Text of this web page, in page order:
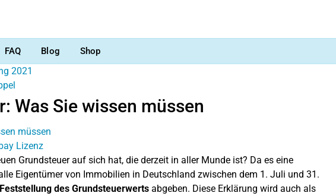
FAQ Blog Shop
2021
Was Sie wissen müssen
Lizenz
Grundsteuer auf sich hat, die derzeit in aller Munde ist? Da es eine
Eigentümer von Immobilien in Deutschland zwischen dem 1. Juli und 31.
des Grundsteuerwerts abgeben. Diese Erklärung wird auch als